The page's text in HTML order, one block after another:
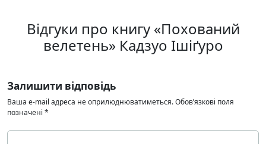
Відгуки про книгу «Похований
велетень» Кадзуо Ішіґуро
Залишити відповідь
Ваша e-mail адреса не оприлюднюватиметься.Обов’язкові поля
позначені *